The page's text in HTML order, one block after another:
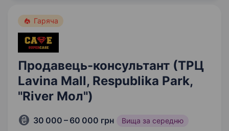
Гаряча
Продавець-консультант (ТРЦ
Lavina Mall, Respublika Park,
"River Мол")
30 000 – 60 000 грн Вища за середню